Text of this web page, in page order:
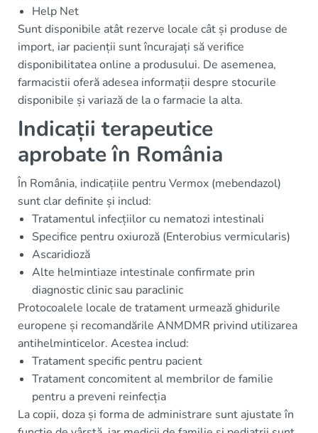
Help Net
Sunt disponibile atât rezerve locale cât și produse de
import, iar pacienții sunt încurajați să verifice
disponibilitatea online a produsului. De asemenea,
farmacistii oferă adesea informații despre stocurile
disponibile și variază de la o farmacie la alta.
Indicații terapeutice
aprobate în România
În România, indicațiile pentru Vermox (mebendazol)
sunt clar definite și includ:
Tratamentul infecțiilor cu nematozi intestinali
Specifice pentru oxiuroză (Enterobius vermicularis)
Ascaridioză
Alte helmintiaze intestinale confirmate prin
diagnostic clinic sau paraclinic
Protocoalele locale de tratament urmează ghidurile
europene și recomandările ANMDMR privind utilizarea
antihelminticelor. Acestea includ:
Tratament specific pentru pacient
Tratament concomitent al membrilor de familie
pentru a preveni reinfecția
La copii, doza și forma de administrare sunt ajustate în